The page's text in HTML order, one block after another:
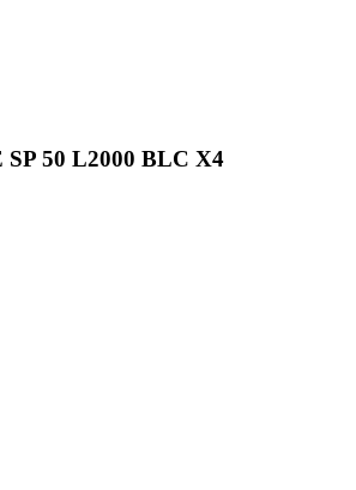
50 L2000 BLC X4